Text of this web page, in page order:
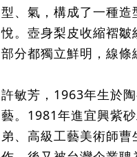
型、氣，構成了一種
悅。壺身梨皮收縮褶
部分都獨立鮮明，線條
許敏芳，1963年生於
藝。1981年進宜興紫
弟、高級工藝美術師